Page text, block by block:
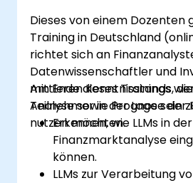
Dieses von einem Dozenten
Training in Deutschland
richtet sich an
Datenwissenschaftler und
mittleren Kenntnisstands, die
Analyse sowie Prognose der
nutzen möchten.
Am Ende dieses Trainings
Teilnehmer in der Lage sein
Erkennen, wie LLMs in der
Finanzmarktanalyse
können.
LLMs zur Verarbeitung